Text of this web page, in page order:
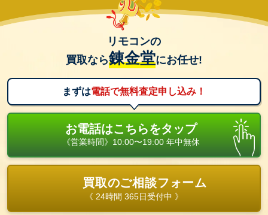
リモコンの
買取なら錬金堂にお任せ!
まずは電話で無料査定申し込み！
お電話はこちらをタップ
《営業時間》10:00〜19:00 年中無休
買取のご相談フォーム
《 24時間 365日受付中 》